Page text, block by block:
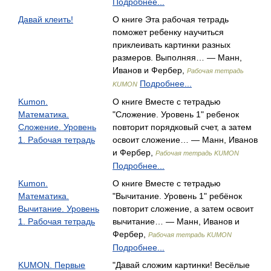
Давай клеить!
О книге Эта рабочая тетрадь
поможет ребенку научиться
приклеивать картинки разных
размеров. Выполняя… — Манн,
Иванов и Фербер,
Рабочая тетрадь
KUMON Подробнее...
Kumon.
Математика.
Сложение. Уровень
1. Рабочая тетрадь
О книге Вместе с тетрадью
"Сложение. Уровень 1" ребенок
повторит порядковый счет, а затем
освоит сложение… — Манн, Иванов
и Фербер,
Рабочая тетрадь KUMON
Подробнее...
Kumon.
Математика.
Вычитание. Уровень
1. Рабочая тетрадь
О книге Вместе с тетрадью
"Вычитание. Уровень 1" ребёнок
повторит сложение, а затем освоит
вычитание… — Манн, Иванов и
Фербер,
Рабочая тетрадь KUMON
Подробнее...
KUMON. Первые
"Давай сложим картинки! Весёлые